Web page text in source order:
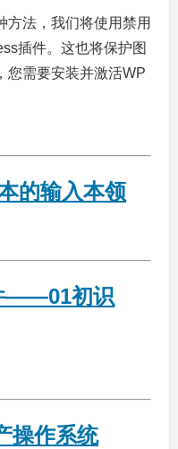
方法，我们将使用禁用
插件。这也将保护图
您需要安装并激活WP
的输入本领
——01初识
操作系统